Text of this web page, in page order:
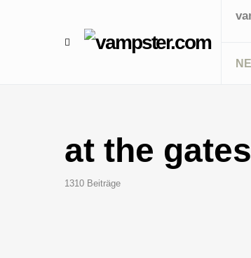
at the gates
1310 Beiträge